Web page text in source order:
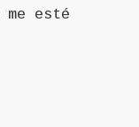
esté